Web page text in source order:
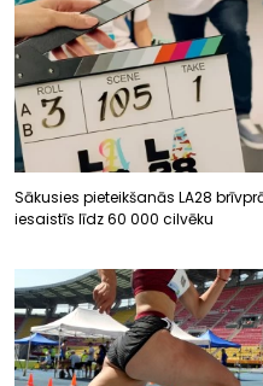
Sākusies pieteikšanās LA28
iesaistīs līdz 60 000 cilvēku